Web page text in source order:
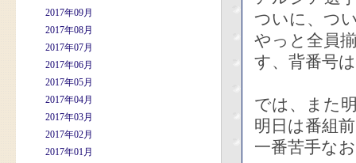
2017年09月
2017年08月
2017年07月
2017年06月
2017年05月
2017年04月
2017年03月
2017年02月
2017年01月
ついに、つ
やっと全員
す、背番号
では、また
明日は番組
一番苦手な